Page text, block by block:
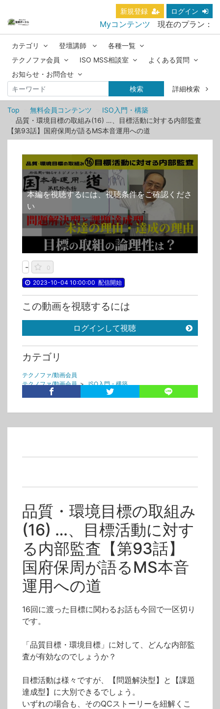
新規登録 ログイン
Myコンテンツ 現在のプラン：
カテゴリ 登壇講師
各種一覧
テクノファ会員
ISO MSS相談室
よくある質問
お知らせ・お問合せ
検索
詳細検索
Top 無料会員コンテンツ
ISO入門・構築
品質・環境目標の取組み(16) …、目標活動に対する内部監査
【第93話】国府保周が語るMS本音運用への道
本編を視聴するには、視聴条件をご確認くださ
い
-
0
2023-10-04 10:00:00 配信開始
この動画を視聴するには
ログインして視聴
カテゴリ
テクノファ/動画会員
テクノファ/動画会員>ISO入門・構築
無料会員コンテンツ
国府保周
内部監査 目標
品質・環境目標の取組み
(16) …、目標活動に対す
る内部監査【第93話】
国府保周が語るMS本音
運用への道
16回に渡った目標に関わるお話も今回で一区切り
です。
「品質目標・環境目標」に対して、どんな内部監
査が有効なのでしょうか？
目標活動は様々ですが、【問題解決型】と【課題
達成型】に大別できるでしょう。
いずれの場合も、そのQCストーリーを紐解くこ